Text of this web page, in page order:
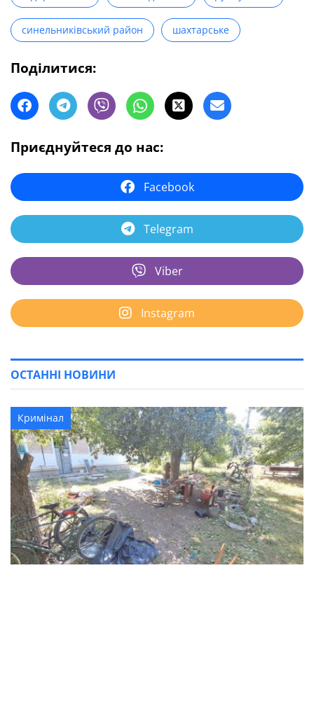
синельниківський район шахтарське
Поділитися:
Приєднуйтеся до нас:
Facebook
Telegram
Viber
Instagram
ОСТАННІ НОВИНИ
Кримінал